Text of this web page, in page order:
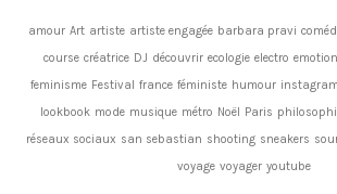
amour Art artiste artiste engagée barbara pravi
course créatrice DJ découvrir ecologie electro
feminisme Festival france féministe humour instagram
lookbook mode musique métro Noël Paris
réseaux sociaux san sebastian shooting sneakers
voyage voyager youtube